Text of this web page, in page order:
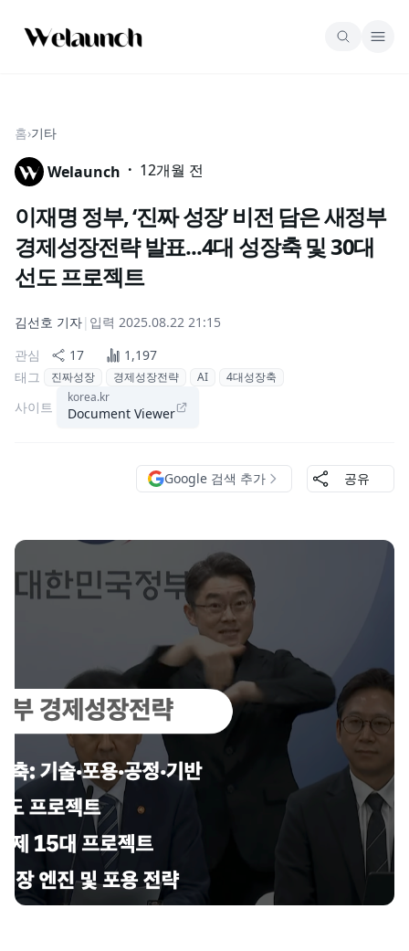
홈›기타
Welaunch · 12개월 전
이재명 정부, ‘진짜 성장’ 비전 담은 새정부
경제성장전략 발표...4대 성장축 및 30대
선도 프로젝트
김선호 기자| 입력 2025.08.22 21:15
관심
17
1,197
태그
진짜성장 경제성장전략 AI 4대성장축
사이트
korea.kr
Document Viewer
Google 검색 추가 공유